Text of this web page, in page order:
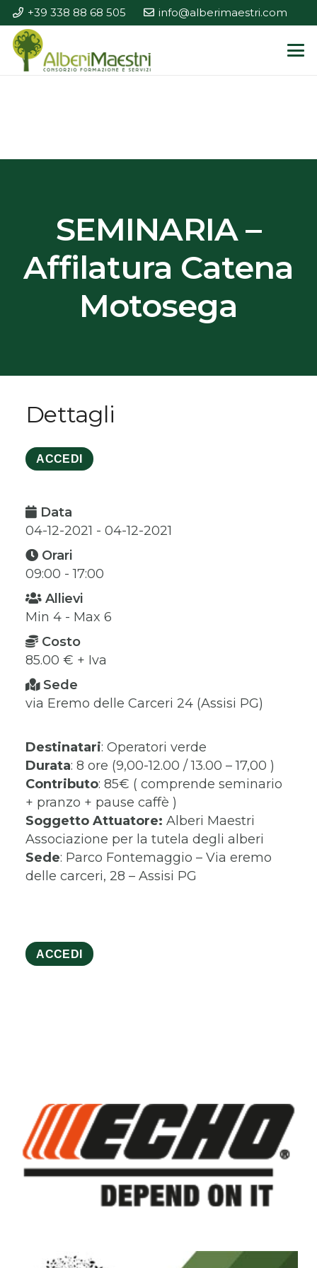
+39 338 88 68 505 info@alberimaestri.com
SEMINARIA –
Affilatura Catena
Motosega
Destinatari: Operatori verde
Durata: 8 ore (9,00-12.00 / 13.00 – 17,00 )
Contributo: 85€ ( comprende seminario
+ pranzo + pause caffè )
Soggetto Attuatore: Alberi Maestri
Associazione per la tutela degli alberi
Sede: Parco Fontemaggio – Via eremo
delle carceri, 28 – Assisi PG
ACCEDI
Dettagli
ACCEDI
Data
04-12-2021 - 04-12-2021
Orari
09:00 - 17:00
Allievi
Min 4 - Max 6
Costo
85.00 € + Iva
Sede
via Eremo delle Carceri 24 (Assisi PG)